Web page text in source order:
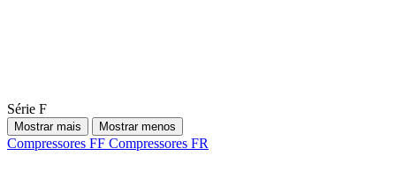
Série F
Mostrar mais Mostrar menos
Compressores FF Compressores FR